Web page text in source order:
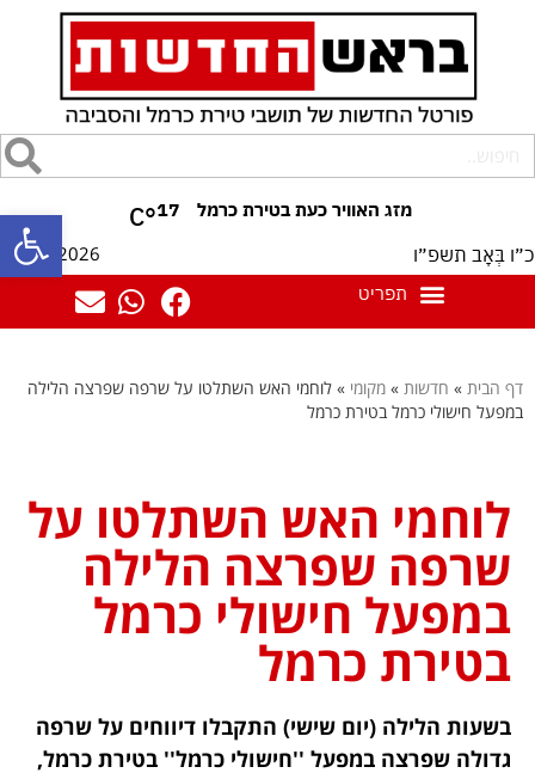
פתח 17
°C
כ״ו בְּאָב תשפ״ו 09/08/2026
דף הבית » חדשות » מקומי » לוחמי האש השתלטו על שרפה שפרצה הלילה
במפעל חישולי כרמל בטירת כרמל
לוחמי האש השתלטו על
שרפה שפרצה הלילה
במפעל חישולי כרמל
בטירת כרמל
בשעות הלילה (יום שישי) התקבלו דיווחים על שרפה
גדולה שפרצה במפעל ''חישולי כרמל'' בטירת כרמל,